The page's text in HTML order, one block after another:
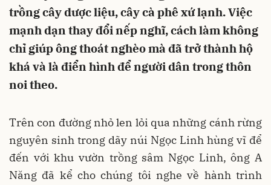
trồng cây dược liệu, cây cà phê xứ lạnh. Việc
mạnh dạn thay đổi nếp nghĩ, cách làm không
chỉ giúp ông thoát nghèo mà đã trở thành hộ
khá và là điển hình để người dân trong thôn
noi theo.
Trên con đường nhỏ len lỏi qua những cánh rừng
nguyên sinh trong dãy núi Ngọc Linh hùng vĩ để
đến với khu vườn trồng sâm Ngọc Linh, ông A
Năng đã kể cho chúng tôi nghe về hành trình